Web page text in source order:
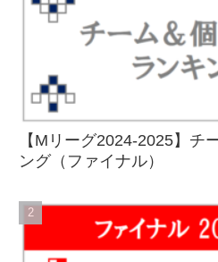
【Mリーグ2024-2025】チ
ング（ファイナル）